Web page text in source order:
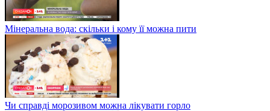
Мінеральна вода: скільки і кому її можна пити
Чи справді морозивом можна лікувати горло